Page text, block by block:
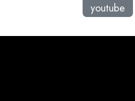
youtube